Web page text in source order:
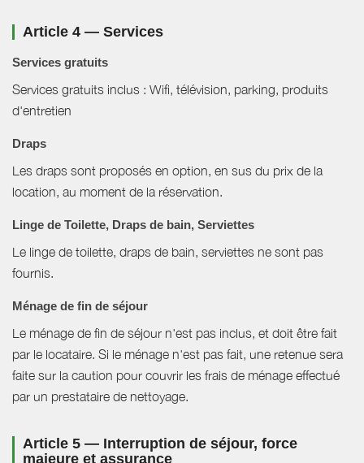
Article 4 — Services
Services gratuits
Services gratuits inclus : Wifi, télévision, parking, produits
d'entretien
Draps
Les draps sont proposés en option, en sus du prix de la
location, au moment de la réservation.
Linge de Toilette, Draps de bain, Serviettes
Le linge de toilette, draps de bain, serviettes ne sont pas
fournis.
Ménage de fin de séjour
Le ménage de fin de séjour n'est pas inclus, et doit être fait
par le locataire. Si le ménage n'est pas fait, une retenue sera
faite sur la caution pour couvrir les frais de ménage effectué
par un prestataire de nettoyage.
Article 5 — Interruption de séjour, force
majeure et assurance